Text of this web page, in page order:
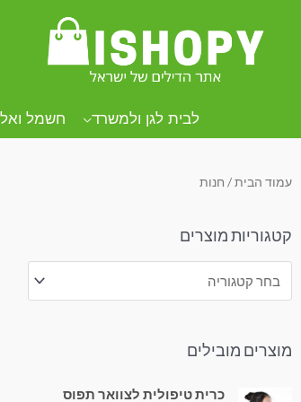
לבית לגן ולמשרד חשמל
עמוד הבית/ חנות
קטגוריות מוצרים
מוצרים מובילים
כרית טיפולית לצוואר תפוס